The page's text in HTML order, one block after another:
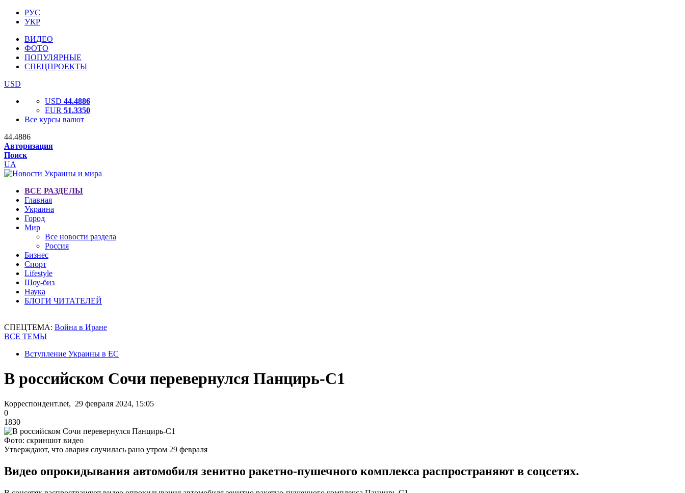
РУС
УКР
ВИДЕО
ФОТО
ПОПУЛЯРНЫЕ
СПЕЦПРОЕКТЫ
USD
USD 44.4886
EUR 51.3350
Все курсы валют
44.4886
Авторизация
Поиск
UA
ВСЕ РАЗДЕЛЫ
Главная
Украина
Город
Мир
Все новости раздела
Россия
Бизнес
Спорт
Lifestyle
Шоу-биз
Наука
БЛОГИ ЧИТАТЕЛЕЙ
СПЕЦТЕМА: Война в Иране
ВСЕ ТЕМЫ
Вступление Украины в ЕС
В российском Сочи перевернулся Панцирь-С1
Корреспондент.net, 29 февраля 2024, 15:05
0
1830
Фото: скриншот видео
Утверждают, что авария случилась рано утром 29 февраля
Видео опрокидывания автомобиля зенитно ракетно-пушечного комплекса распространяют в соцсетях.